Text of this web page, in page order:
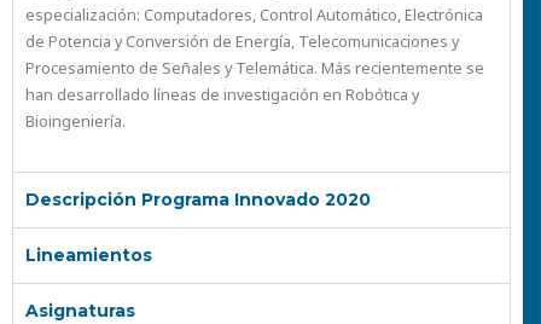
especialización: Computadores, Control Automático, Electrónica
de Potencia y Conversión de Energía, Telecomunicaciones y
Procesamiento de Señales y Telemática. Más recientemente se
han desarrollado líneas de investigación en Robótica y
Bioingeniería.
Descripción Programa Innovado 2020
Lineamientos
Asignaturas